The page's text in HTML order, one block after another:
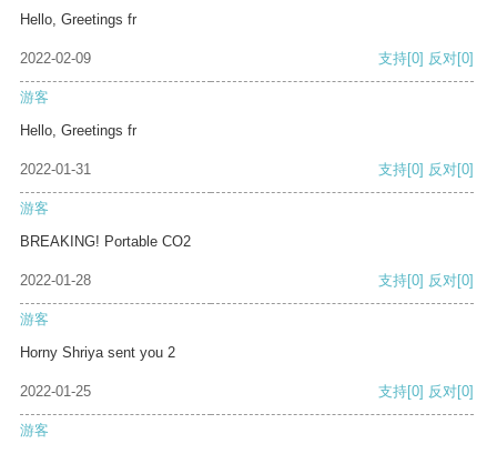
Hello, Greetings fr
2022-02-09 支持[0] 反对[0]
游客
Hello, Greetings fr
2022-01-31 支持[0] 反对[0]
游客
BREAKING! Portable CO2
2022-01-28 支持[0] 反对[0]
游客
Horny Shriya sent you 2
2022-01-25 支持[0] 反对[0]
游客